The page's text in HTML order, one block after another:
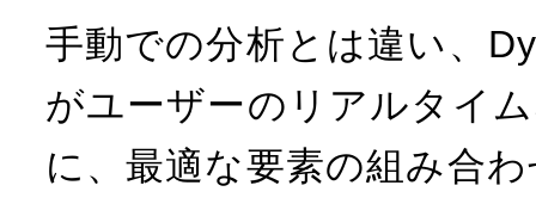
手動での分析とは違い、
がユーザーのリアルタイ
に、最適な要素の組み合